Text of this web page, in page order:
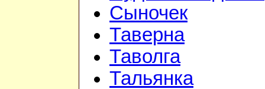
Сыночек
Таверна
Таволга
Тальянка